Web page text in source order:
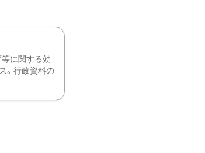
に関する効
。行政資料の